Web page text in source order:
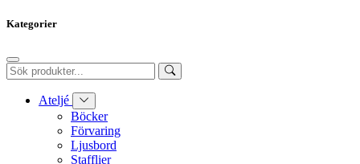
Kategorier
Ateljé
Böcker
Förvaring
Ljusbord
Stafflier